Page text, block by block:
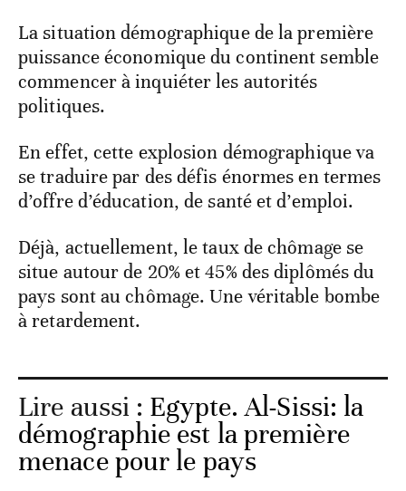
La situation démographique de la première
puissance économique du continent semble
commencer à inquiéter les autorités
politiques.
En effet, cette explosion démographique va
se traduire par des défis énormes en termes
d’offre d’éducation, de santé et d’emploi.
Déjà, actuellement, le taux de chômage se
situe autour de 20% et 45% des diplômés du
pays sont au chômage. Une véritable bombe
à retardement.
Lire aussi : Egypte. Al-Sissi: la
démographie est la première
menace pour le pays